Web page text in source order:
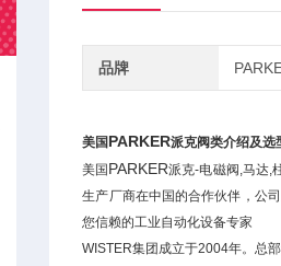
品牌
美国 PARKER派克阀类介绍及选
美国 PARKER派克-电磁阀,马达,
生产厂商在中国的合作伙伴，公
您信赖的工业自动化设备专家
WISTER集团成立于2004年。总